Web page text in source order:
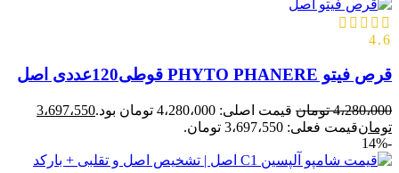
4.6
قرص فیتو PHYTO PHANERE قوطی120عددی اصل
4،280،000 تومان قیمت اصلی: 4،280،000 تومان بود.
3،697،550
تومانقیمت فعلی: 3،697،550 تومان.
-14%